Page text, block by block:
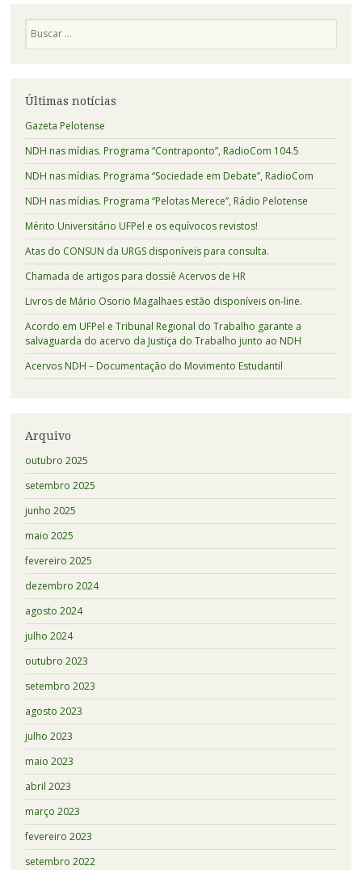
Últimas notícias
Gazeta Pelotense
NDH nas mídias. Programa “Contraponto”, RadioCom 104.5
NDH nas mídias. Programa “Sociedade em Debate”, RadioCom
NDH nas mídias. Programa “Pelotas Merece”, Rádio Pelotense
Mérito Universitário UFPel e os equívocos revistos!
Atas do CONSUN da URGS disponíveis para consulta.
Chamada de artigos para dossiê Acervos de HR
Livros de Mário Osorio Magalhaes estão disponíveis on-line.
Acordo em UFPel e Tribunal Regional do Trabalho garante a
salvaguarda do acervo da Justiça do Trabalho junto ao NDH
Acervos NDH – Documentação do Movimento Estudantil
Arquivo
outubro 2025
setembro 2025
junho 2025
maio 2025
fevereiro 2025
dezembro 2024
agosto 2024
julho 2024
outubro 2023
setembro 2023
agosto 2023
julho 2023
maio 2023
abril 2023
março 2023
fevereiro 2023
setembro 2022